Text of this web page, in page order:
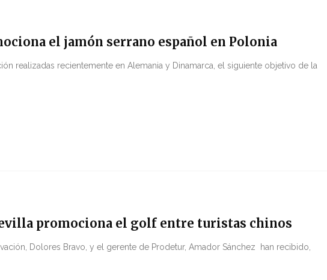
el jamón serrano español en Polonia
realizadas recientemente en Alemania y Dinamarca, el siguiente objetivo de la
promociona el golf entre turistas chinos
Dolores Bravo, y el gerente de Prodetur, Amador Sánchez han recibido,